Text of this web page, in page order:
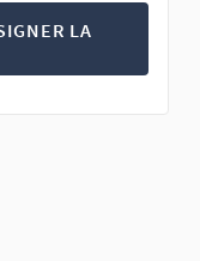
LA